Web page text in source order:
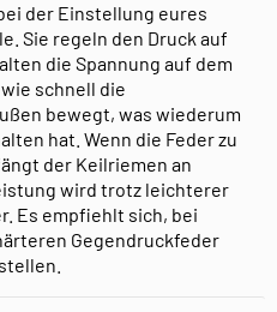
der Einstellung eures
Sie regeln den Druck auf
die Spannung auf dem
schnell die
bewegt, was wiederum
hat. Wenn die Feder zu
der Keilriemen an
wird trotz leichterer
Es empfiehlt sich, bei
Gegendruckfeder